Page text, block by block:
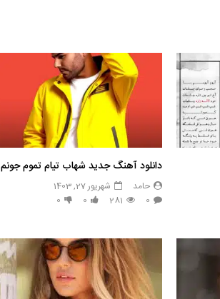
دانلود آهنگ جدید شهاب تیام تموم جونم
حامد
شهریور 27, 1403
0
281
0
0